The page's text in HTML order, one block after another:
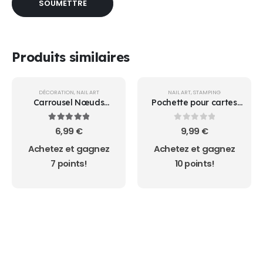
Produits similaires
DÉCORATION, NAIL ART
Carrousel Nœuds
Papillons
5.00sur 5
6,99 €
Achetez et gagnez
7 points!
NAIL ART, STAMPING
Pochette pour cartes
de stamping
sur 5
9,99 €
Achetez et gagnez
10 points!